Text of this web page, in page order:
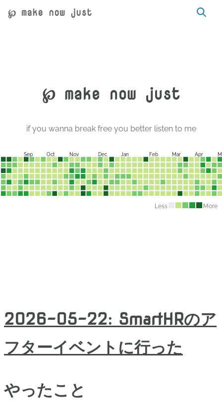
℘ make now just
℘ make now just
if you wanna break free you better listen to me
Sep Oct Nov Dec Jan Feb Mar Apr
Less More
2026-05-22: SmartHRのア
フターイベントに行った
やったこと